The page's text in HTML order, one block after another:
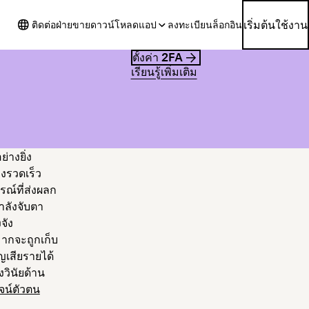
ติดต่อฝ่ายขายดาวน์โหลดแอป ลงทะเบียนล็อกอินเริ่มต้นใช้งาน
ตั้งค่า 2FA
เรียนรู้เพิ่มเติม
างยิ่ง
รวดเร็ว
ณ์ที่ส่งผลก
งจับตา
ง
กจะถูกเก็บ
สียรายได้
วินัยด้าน
น์ตัวตน